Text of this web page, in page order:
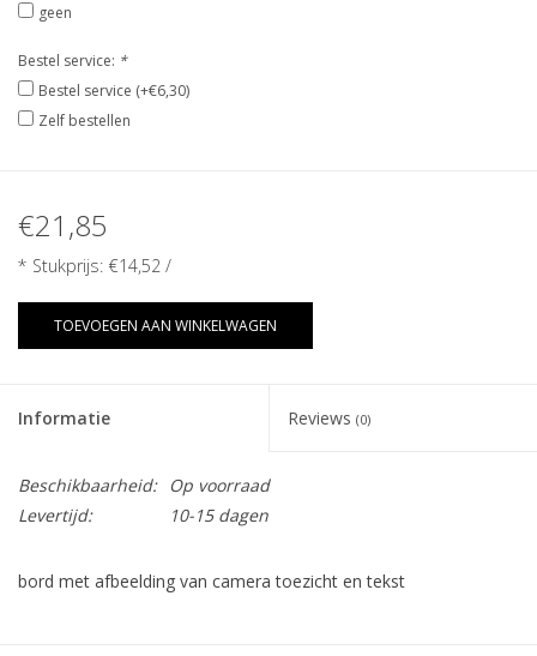
geen
Bestel service: *
Bestel service (+€6,30)
Zelf bestellen
€21,85
* Stukprijs: €14,52 /
TOEVOEGEN AAN WINKELWAGEN
Informatie Reviews (0)
Beschikbaarheid:
Op voorraad
Levertijd:
10-15 dagen
bord met afbeelding van camera toezicht en tekst